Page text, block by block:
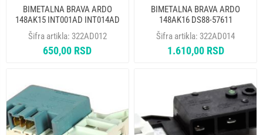
BIMETALNA BRAVA ARDO
148AK15 INT001AD INT014AD
AD4423 651016770
481228058043 ROLD ALT.
322AD008
Šifra artikla: 322AD012
650,00 RSD
BIMETALNA BRAVA ARDO
148AK16 DS88-57611
Šifra artikla: 322AD014
1.610,00 RSD